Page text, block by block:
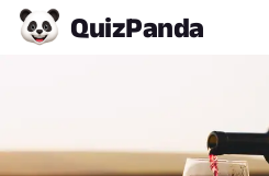
QuizPanda